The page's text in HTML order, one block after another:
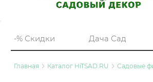
-% Скидки Дача Сад
Главная Каталог HiTSAD.RU Садовые